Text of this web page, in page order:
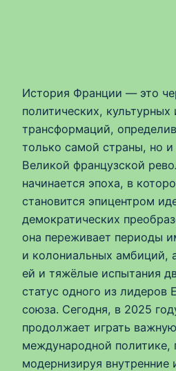
История Франции — это
политических,
трансформаций,
только самой страны, но
Великой французской
начинается эпоха, в
становится эпицентром
демократических
она переживает периоды
и колониальных амбиций,
ей и тяжёлые испытания
статус одного из лидеров
союза. Сегодня, в 2025
продолжает играть
международной политике,
модернизируя внутренние